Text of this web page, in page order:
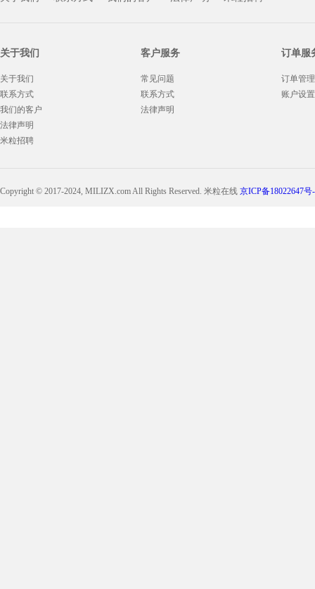
关于我们
关于我们
联系方式
我们的客户
法律声明
米粒招聘
客户服务
常见问题
联系方式
法律声明
订单服
订单管理
账户设置
Copyright © 2017-2024, MILIZX.com All Rights Reserved. 米粒在线 京ICP备18022647号